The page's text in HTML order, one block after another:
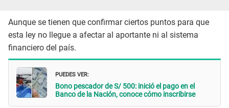
Aunque se tienen que confirmar ciertos puntos para que
esta ley no llegue a afectar al aportante ni al sistema
financiero del país.
PUEDES VER:
Bono pescador de S/ 500: inició el pago en el
Banco de la Nación, conoce cómo inscribirse